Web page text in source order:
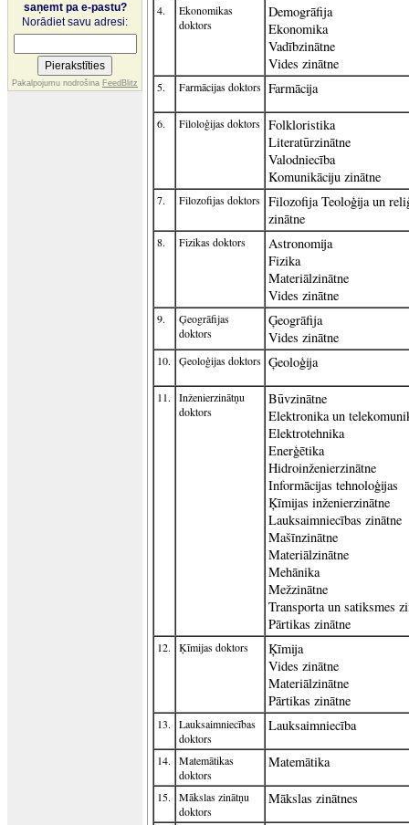
saņemt pa e-pastu?
Norādiet savu adresi:
Pakalpojumu nodrošina FeedBlitz
4.
Ekonomikas
doktors
Demogrāfija
Ekonomika
Vadībzinātne
Vides zinātne
5. Farmācijas doktors Farmācija
6. Filoloģijas doktors Folkloristika
Literatūrzinātne
Valodniecība
Komunikāciju zinātne
7. Filozofijas doktors Filozofija Teoloģija un
zinātne
8. Fizikas doktors
Astronomija
Fizika
Materiālzinātne
Vides zinātne
9.
Ģeogrāfijas
doktors
Ģeogrāfija
Vides zinātne
10. Ģeoloģijas doktors Ģeoloģija
11.
Inženierzinātņu
doktors
Būvzinātne
Elektronika un
Elektrotehnika
Enerģētika
Hidroinženierzinātne
Informācijas tehnoloģijas
Ķīmijas inženierzinātne
Lauksaimniecības zinātne
Mašīnzinātne
Materiālzinātne
Mehānika
Mežzinātne
Transporta un satiksmes
Pārtikas zinātne
12. Ķīmijas doktors
Ķīmija
Vides zinātne
Materiālzinātne
Pārtikas zinātne
13.
Lauksaimniecības
doktors
Lauksaimniecība
14.
Matemātikas
doktors
Matemātika
15.
Mākslas zinātņu
doktors
Mākslas zinātnes